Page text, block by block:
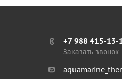
+7 988 415-13-
Заказать звонок